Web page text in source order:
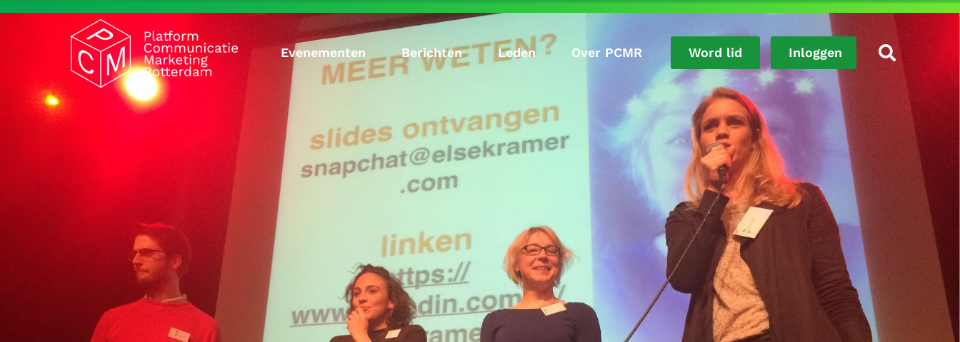
Evenementen Berichten Leden Over PCMR Word lid Inloggen